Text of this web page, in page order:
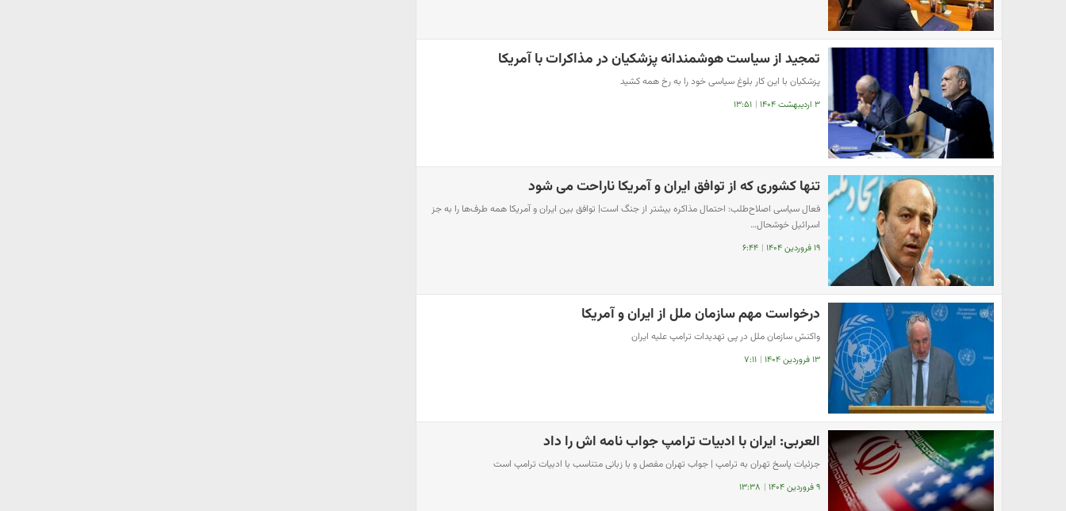
تمجید از سیاست هوشمندانه پزشکیان در مذاکرات با آمریکا
پزشکیان با این کار بلوغ سیاسی خود را به رخ همه کشید
۳ اردیبهشت ۱۴۰۴ | ۱۳:۵۱
تنها کشوری که از توافق ایران و آمریکا ناراحت می شود
فعال سیاسی اصلاح‌طلب: احتمال مذاکره بیشتر از جنگ است| توافق بین ایران و آمریکا همه طرف‌ها را به جز
اسرائیل خوشحال…
۱۹ فروردین ۱۴۰۴ | ۶:۴۴
درخواست مهم سازمان ملل از ایران و آمریکا
واکنش سازمان ملل در پی تهدیدات ترامپ علیه ایران
۱۳ فروردین ۱۴۰۴ | ۷:۱۱
العربی: ایران با ادبیات ترامپ جواب نامه اش را داد
جزئیات پاسخ تهران به ترامپ | جواب تهران مفصل و با زبانی متناسب با ادبیات ترامپ است
۹ فروردین ۱۴۰۴ | ۱۳:۳۸